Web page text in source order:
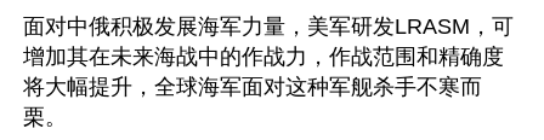
面对中俄积极发展海军力量，美军研发LRASM，可
增加其在未来海战中的作战力，作战范围和精确度
将大幅提升，全球海军面对这种军舰杀手不寒而
栗。